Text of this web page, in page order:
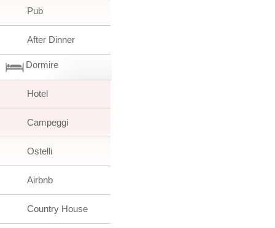
Pub
After Dinner
Dormire
Hotel
Campeggi
Ostelli
Airbnb
Country House